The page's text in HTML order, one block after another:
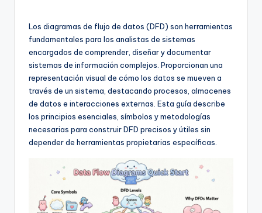
si
Los diagramas de flujo de datos (DFD) son herramientas
fundamentales para los analistas de sistemas
encargados de comprender, diseñar y documentar
sistemas de información complejos. Proporcionan una
representación visual de cómo los datos se mueven a
través de un sistema, destacando procesos, almacenes
de datos e interacciones externas. Esta guía describe
los principios esenciales, símbolos y metodologías
necesarias para construir DFD precisos y útiles sin
depender de herramientas propietarias específicas.